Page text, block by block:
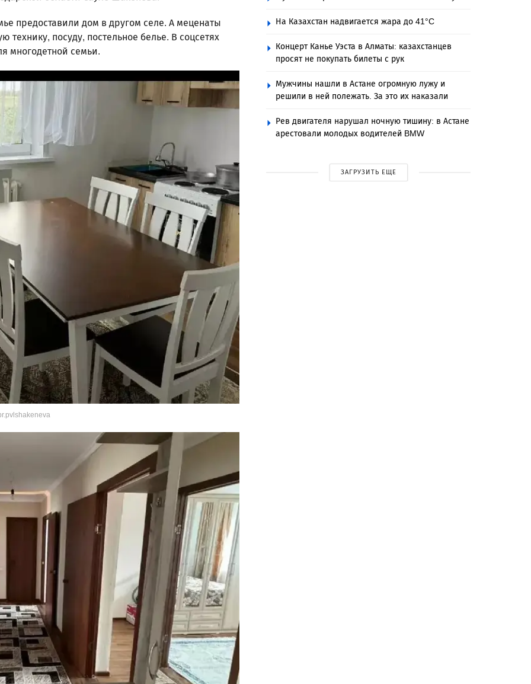
предоставили дом в другом селе. А меценаты
посуду, постельное белье. В соцсетях
многодетной семьи.
На Казахстан надвигается жара до 41°C
Концерт Канье Уэста в Алматы: казахстанцев
просят не покупать билеты с рук
Мужчины нашли в Астане огромную лужу и
решили в ней полежать. За это их наказали
Рев двигателя нарушал ночную тишину: в Астане
арестовали молодых водителей BMW
ЗАГРУЗИТЬ ЕЩЕ